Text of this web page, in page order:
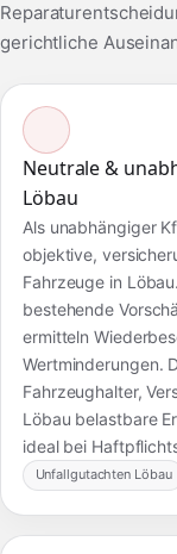
gerichtliche
Neutrale &
Löbau
Als unabhängiger
objektive,
Fahrzeuge in
bestehende
ermitteln
Wertminderungen.
Fahrzeughalter,
Löbau belastbare
ideal bei
Unfallgutachten Löbau